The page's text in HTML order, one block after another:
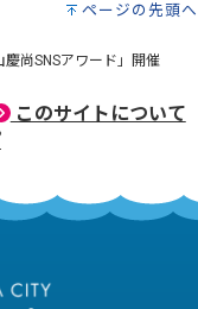
ページの先頭へ
尚SNSアワード」開催
このサイトについて